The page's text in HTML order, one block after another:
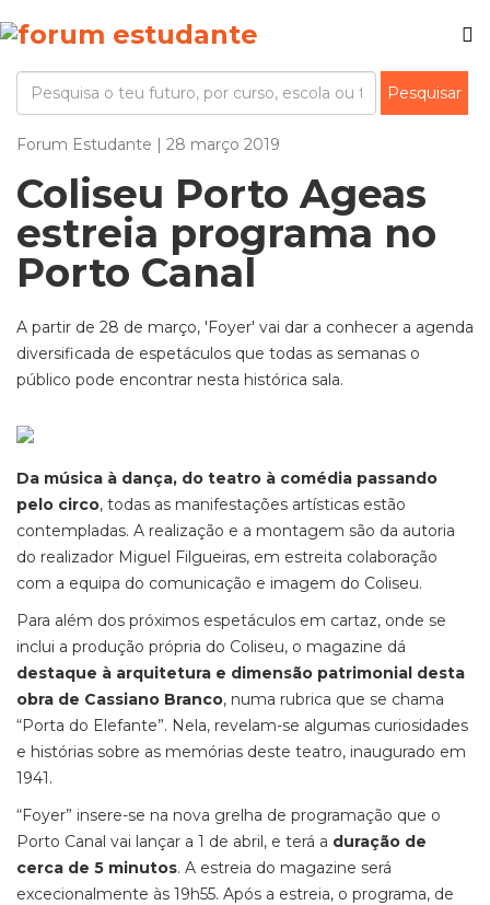
Forum Estudante | 28 março 2019
Coliseu Porto Ageas
estreia programa no
Porto Canal
A partir de 28 de março, 'Foyer' vai dar a conhecer a agenda
diversificada de espetáculos que todas as semanas o
público pode encontrar nesta histórica sala.
Da música à dança, do teatro à comédia passando
pelo circo, todas as manifestações artísticas estão
contempladas. A realização e a montagem são da autoria
do realizador Miguel Filgueiras, em estreita colaboração
com a equipa do comunicação e imagem do Coliseu.
Para além dos próximos espetáculos em cartaz, onde se
inclui a produção própria do Coliseu, o magazine dá
destaque à arquitetura e dimensão patrimonial desta
obra de Cassiano Branco, numa rubrica que se chama
“Porta do Elefante”. Nela, revelam-se algumas curiosidades
e histórias sobre as memórias deste teatro, inaugurado em
1941.
“Foyer” insere-se na nova grelha de programação que o
Porto Canal vai lançar a 1 de abril, e terá a duração de
cerca de 5 minutos. A estreia do magazine será
excecionalmente às 19h55. Após a estreia, o programa, de